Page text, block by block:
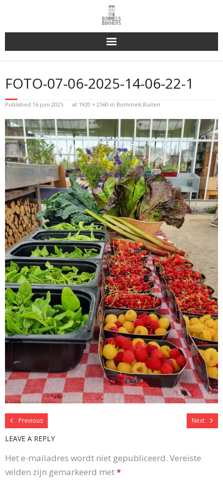
Bakhuys Buiten, verleden heden toekomst
Reserveren & Bestellen
Contact
FOTO-07-06-2025-14-06-22-1
Published 16 juni 2025 at 1920 × 2560 in Bommels Buiten
Previous Next
LEAVE A REPLY
Het e-mailadres wordt niet gepubliceerd. Vereiste
velden zijn gemarkeerd met*